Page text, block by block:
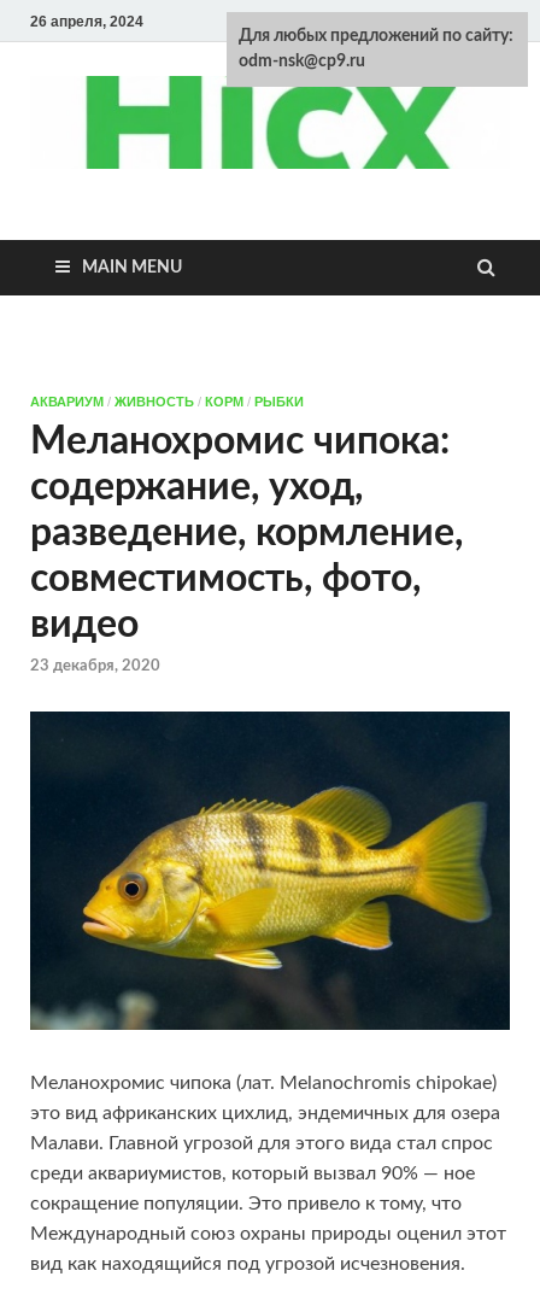
26 апреля, 2024
Энциклопедия
домашних
MAIN MENU
АКВАРИУМ / ЖИВНОСТЬ / КОРМ / РЫБКИ
Меланохромис чипока:
содержание, уход,
разведение, кормление,
совместимость, фото,
видео
23 декабря, 2020
Меланохромис чипока (лат. Melanochromis chipokae)
это вид африканских цихлид, эндемичных для озера
Малави. Главной угрозой для этого вида стал спрос
среди аквариумистов, который вызвал 90% — ное
сокращение популяции. Это привело к тому, что
Международный союз охраны природы оценил этот
вид как находящийся под угрозой исчезновения.
Для любых предложений по сайту:
odm-nsk@cp9.ru